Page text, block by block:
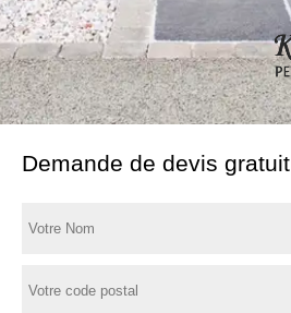
Demande de devis gratuit